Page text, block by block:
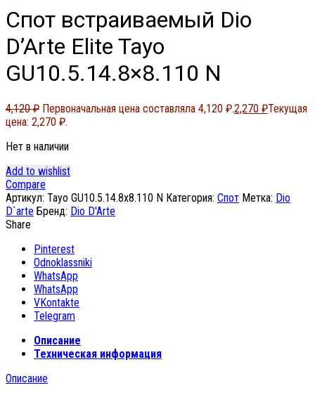
Спот встраиваемый Dio
D’Arte Elite Tayo
GU10.5.14.8×8.110 N
4,120₽ Первоначальная цена составляла 4,120 ₽.2,270 ₽Текущая
цена: 2,270 ₽.
Нет в наличии
Add to wishlist
Compare
Артикул: Tayo GU10.5.14.8x8.110 N Категория: Спот Метка: Dio
D`arte Бренд: Dio D'Arte
Share
Pinterest
Odnoklassniki
WhatsApp
WhatsApp
VKontakte
Telegram
Описание
Техническая информация
Описание